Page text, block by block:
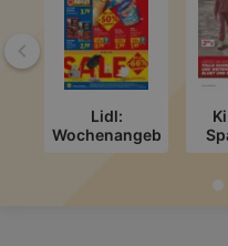
Zurück
Lidl:
Wochenangebote